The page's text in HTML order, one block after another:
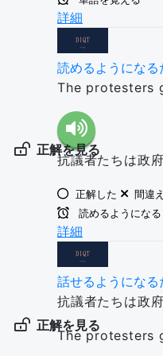
詳細
読めるようにな
The protesters
正解を見る
抗議者たちは政
正解した
間違
読めるようになる
詳細
話せるようにな
抗議者たちは政
正解を見る
The protesters